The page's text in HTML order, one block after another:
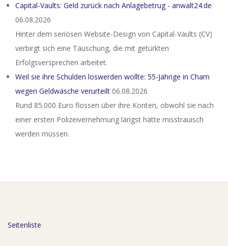
Capital-Vaults: Geld zurück nach Anlagebetrug - anwalt24.de
06.08.2026
Hinter dem seriösen Website-Design von Capital-Vaults (CV)
verbirgt sich eine Täuschung, die mit getürkten
Erfolgsversprechen arbeitet.
Weil sie ihre Schulden loswerden wollte: 55-Jährige in Cham
wegen Geldwäsche verurteilt 06.08.2026
Rund 85.000 Euro flossen über ihre Konten, obwohl sie nach
einer ersten Polizeivernehmung längst hätte misstrauisch
werden müssen.
Seitenliste